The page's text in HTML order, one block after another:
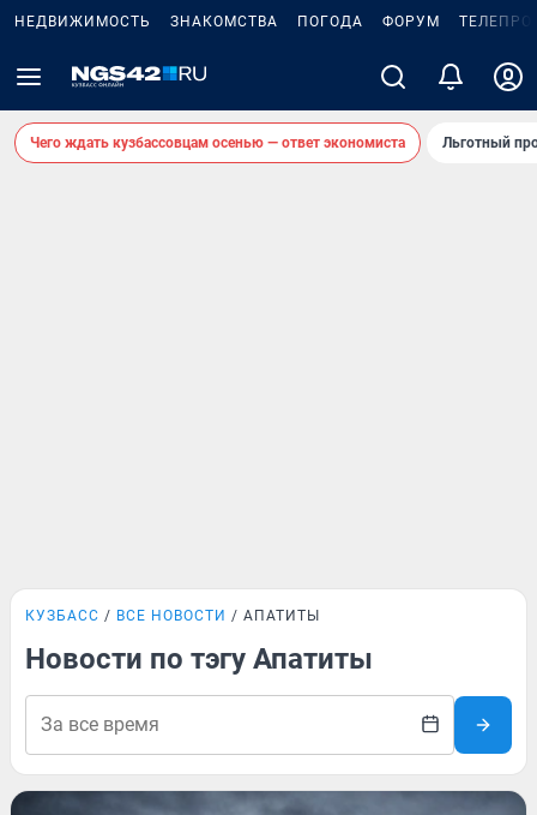
НЕДВИЖИМОСТЬ ЗНАКОМСТВА ПОГОДА ФОРУМ
Чего ждать кузбассовцам осенью — ответ экономиста Льготный
КУЗБАСС ВСЕ НОВОСТИ АПАТИТЫ
Новости по тэгу Апатиты